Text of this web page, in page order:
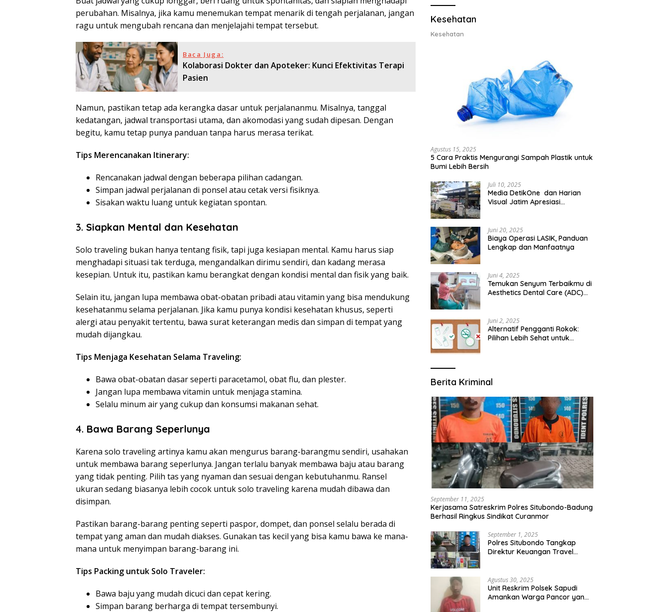
perubahan. Misalnya, jika kamu menemukan tempat menarik di tengah perjalanan, jangan
ragu untuk mengubah rencana dan menjelajahi tempat tersebut.
Baca Juga:
Kolaborasi Dokter dan Apoteker: Kunci Efektivitas Terapi
Pasien
Namun, pastikan tetap ada kerangka dasar untuk perjalananmu. Misalnya, tanggal
kedatangan, jadwal transportasi utama, dan akomodasi yang sudah dipesan. Dengan
begitu, kamu tetap punya panduan tanpa harus merasa terikat.
Tips Merencanakan Itinerary:
Rencanakan jadwal dengan beberapa pilihan cadangan.
Simpan jadwal perjalanan di ponsel atau cetak versi fisiknya.
Sisakan waktu luang untuk kegiatan spontan.
3. Siapkan Mental dan Kesehatan
Solo traveling bukan hanya tentang fisik, tapi juga kesiapan mental. Kamu harus siap
menghadapi situasi tak terduga, mengandalkan dirimu sendiri, dan kadang merasa
kesepian. Untuk itu, pastikan kamu berangkat dengan kondisi mental dan fisik yang baik.
Selain itu, jangan lupa membawa obat-obatan pribadi atau vitamin yang bisa mendukung
kesehatanmu selama perjalanan. Jika kamu punya kondisi kesehatan khusus, seperti
alergi atau penyakit tertentu, bawa surat keterangan medis dan simpan di tempat yang
mudah dijangkau.
Tips Menjaga Kesehatan Selama Traveling:
Bawa obat-obatan dasar seperti paracetamol, obat flu, dan plester.
Jangan lupa membawa vitamin untuk menjaga stamina.
Selalu minum air yang cukup dan konsumsi makanan sehat.
4. Bawa Barang Seperlunya
Karena solo traveling artinya kamu akan mengurus barang-barangmu sendiri, usahakan
untuk membawa barang seperlunya. Jangan terlalu banyak membawa baju atau barang
yang tidak penting. Pilih tas yang nyaman dan sesuai dengan kebutuhanmu. Ransel
ukuran sedang biasanya lebih cocok untuk solo traveling karena mudah dibawa dan
disimpan.
Pastikan barang-barang penting seperti paspor, dompet, dan ponsel selalu berada di
tempat yang aman dan mudah diakses. Gunakan tas kecil yang bisa kamu bawa ke mana-
mana untuk menyimpan barang-barang ini.
Tips Packing untuk Solo Traveler:
Bawa baju yang mudah dicuci dan cepat kering.
Simpan barang berharga di tempat tersembunyi.
Lobster 50 Gram
Kesehatan
Kesehatan
Agustus 15, 2025
5 Cara Praktis Mengurangi Sampah Plastik untuk
Bumi Lebih Bersih
Juli 10, 2025
Media DetikOne dan Harian
Visual Jatim Apresiasi
Juni 20, 2025
Biaya Operasi LASIK, Panduan
Lengkap dan Manfaatnya
Juni 4, 2025
Temukan Senyum Terbaikmu di
Aesthetics Dental Care (ADC)
Juni 2, 2025
Alternatif Pengganti Rokok:
Pilihan Lebih Sehat untuk
Berita Kriminal
September 11, 2025
Kerjasama Satreskrim Polres Situbondo-Badung
Berhasil Ringkus Sindikat Curanmor
September 1, 2025
Polres Situbondo Tangkap
Direktur Keuangan Travel
Agustus 30, 2025
Unit Reskrim Polsek Sapudi
Amankan Warga Pancor yang